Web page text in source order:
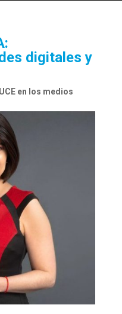
digitales y
en los medios